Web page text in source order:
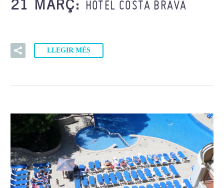
21 MARÇ: HOTEL COSTA BRAVA
LLEGIR MÉS